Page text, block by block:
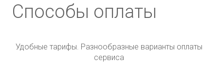
Способы оплаты
Удобные тарифы. Разнообразные варианты оплаты
сервиса